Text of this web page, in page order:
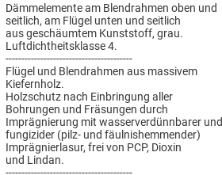
Dämmelemente am Blendrahmen oben und
seitlich, am Flügel unten und seitlich
aus geschäumtem Kunststoff, grau.
Luftdichtheitsklasse 4.
----------------------------------------
Flügel und Blendrahmen aus massivem
Kiefernholz.
Holzschutz nach Einbringung aller
Bohrungen und Fräsungen durch
Imprägnierung mit wasserverdünnbarer und
fungizider (pilz- und fäulnishemmender)
Imprägnierlasur, frei von PCP, Dioxin
und Lindan.